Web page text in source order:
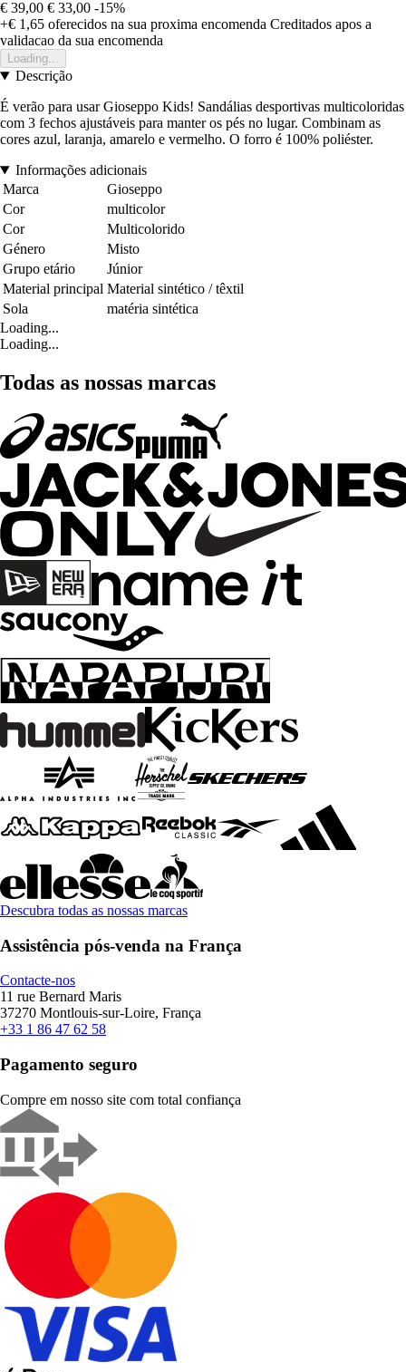
€ 39,00 € 33,00 -15%
+€ 1,65 oferecidos na sua proxima encomenda Creditados apos a
validacao da sua encomenda
Loading...
Descrição
É verão para usar Gioseppo Kids! Sandálias desportivas multicoloridas
com 3 fechos ajustáveis para manter os pés no lugar. Combinam as
cores azul, laranja, amarelo e vermelho. O forro é 100% poliéster.
Informações adicionais
Marca
Gioseppo
Cor
multicolor
Cor
Multicolorido
Género
Misto
Grupo etário
Júnior
Material principal Material sintético / têxtil
Sola
matéria sintética
Loading...
Loading...
Todas as nossas marcas
Descubra todas as nossas marcas
Assistência pós-venda na França
Contacte-nos
11 rue Bernard Maris
37270 Montlouis-sur-Loire, França
+33 1 86 47 62 58
Pagamento seguro
Compre em nosso site com total confiança